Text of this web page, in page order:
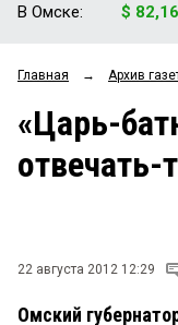
ОБЩЕСТВО
ЗАКОН
СТИЛЬ ЖИЗНИ
В Омске: $
Главная → Архив
«Царь-
отвечать-
22 августа 2012 12:29
Омский